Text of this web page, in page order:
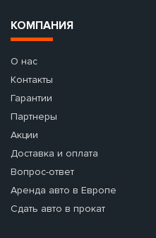
КОМПАНИЯ
О нас
Контакты
Гарантии
Партнеры
Акции
Доставка и оплата
Вопрос-ответ
Аренда авто в Европе
Сдать авто в прокат